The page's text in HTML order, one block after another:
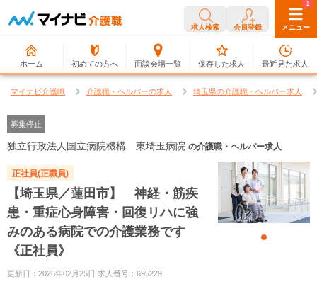
求人検索 会員登録 メニュー
ホーム 初めての方へ 面談会場一覧
0
保存した求人
1
最近見た求人
マイナビ介護職 介護職・ヘルパーの求人 埼玉県の介護職・ヘルパー求人
募集停止
独立行政法人国立病院機構 東埼玉病院 の介護職・ヘルパー求人
正社員(正職員)
【埼玉県／蓮田市】 神経・筋疾
患・重症心身障害・回復リハに強
みのある病院での介護業務です
《正社員》
更新日：2026年02月25日 求人番号：695229